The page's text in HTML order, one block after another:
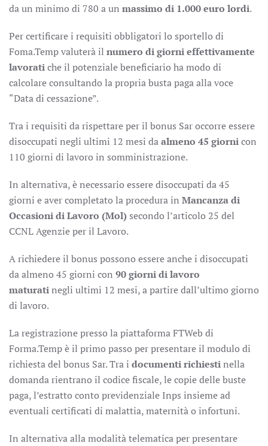
da un minimo di 780 a un massimo di 1.000 euro lordi.
Per certificare i requisiti obbligatori lo sportello di
Foma.Temp valuterà il numero di giorni effettivamente
lavoratiche il potenziale beneficiario ha modo di
calcolare consultando la propria busta paga alla voce
“Data di cessazione”.
Tra i requisiti da rispettare per il bonus Sar occorre essere
disoccupati negli ultimi 12 mesi daalmeno 45 giornicon
110 giorni di lavoro in somministrazione.
In alternativa, è necessario essere disoccupati da 45
giorni e aver completato la procedura in Mancanza di
Occasioni di Lavoro (Mol) secondo l’articolo 25 del
CCNL Agenzie per il Lavoro.
A richiedere il bonus possono essere anche i disoccupati
da almeno 45 giorni con 90 giorni di lavoro
maturatinegli ultimi 12 mesi, a partire dall’ultimo giorno
di lavoro.
La registrazione presso la piattaforma FTWeb di
Forma.Temp è il primo passo per presentare il modulo di
richiesta del bonus Sar. Tra i documenti richiestinella
domanda rientrano il codice fiscale, le copie delle buste
paga, l’estratto conto previdenziale Inps insieme ad
eventuali certificati di malattia, maternità o infortuni.
In alternativa alla modalità telematica per presentare